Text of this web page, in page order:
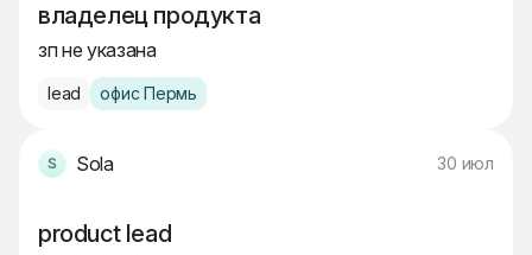
владелец продукта
зп не указана
lead офис Пермь
Sola 30 июл
product lead